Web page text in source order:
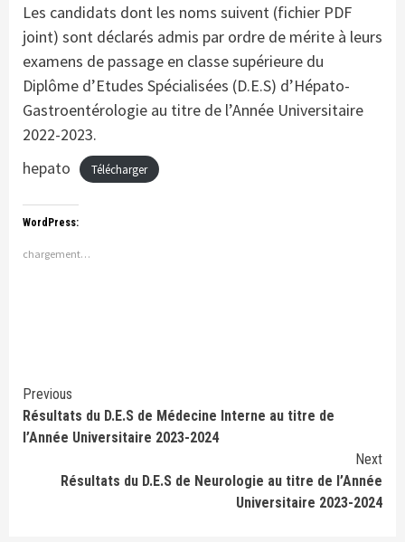
Les candidats dont les noms suivent (fichier PDF
joint) sont déclarés admis par ordre de mérite à leurs
examens de passage en classe supérieure du
Diplôme d’Etudes Spécialisées (D.E.S) d’Hépato-
Gastroentérologie au titre de l’Année Universitaire
2022-2023.
hepato
Télécharger
WordPress:
chargement…
Continue
Reading
Previous
Résultats du D.E.S de Médecine Interne au titre de
l’Année Universitaire 2023-2024
Next
Résultats du D.E.S de Neurologie au titre de l’Année
Universitaire 2023-2024